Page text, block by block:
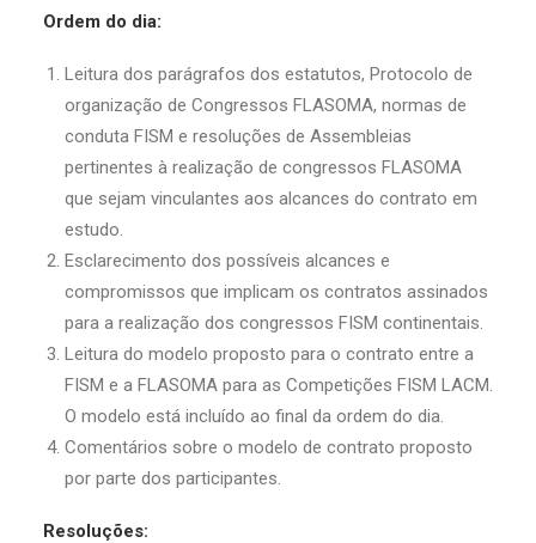
Ordem do dia:
Leitura dos parágrafos dos estatutos, Protocolo de
organização de Congressos FLASOMA, normas de
conduta FISM e resoluções de Assembleias
pertinentes à realização de congressos FLASOMA
que sejam vinculantes aos alcances do contrato em
estudo.
Esclarecimento dos possíveis alcances e
compromissos que implicam os contratos assinados
para a realização dos congressos FISM continentais.
Leitura do modelo proposto para o contrato entre a
FISM e a FLASOMA para as Competições FISM LACM.
O modelo está incluído ao final da ordem do dia.
Comentários sobre o modelo de contrato proposto
por parte dos participantes.
Resoluções: